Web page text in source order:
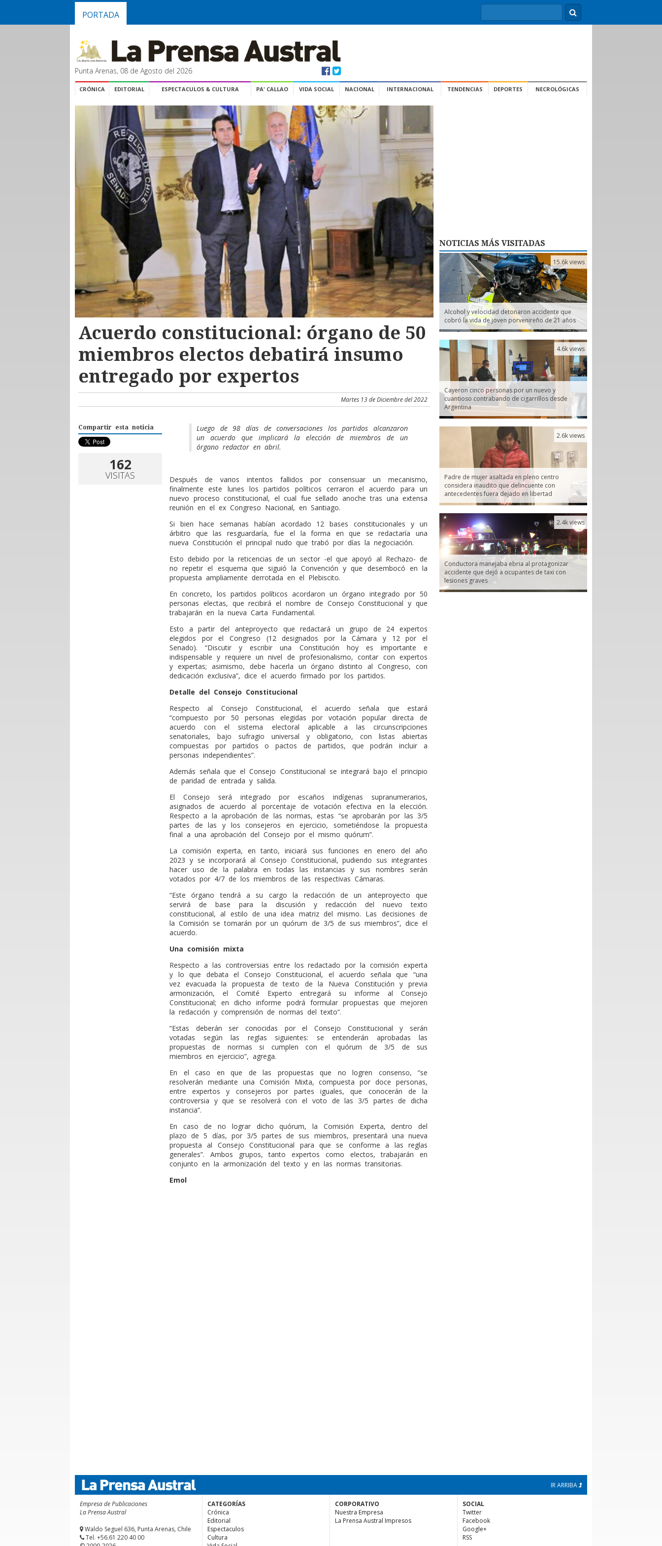
PORTADA
Punta Arenas, 08 de Agosto del 2026
CRÓNICA EDITORIAL ESPECTACULOS & CULTURA PA' CALLAO VIDA SOCIAL NACIONAL INTERNACIONAL TENDENCIAS DEPORTES NECROLÓGICAS
Acuerdo constitucional: órgano de 50
miembros electos debatirá insumo
entregado por expertos
Martes 13 de Diciembre del 2022
Compartir esta noticia
162
VISITAS
Luego de 98 días de conversaciones los partidos alcanzaron
un acuerdo que implicará la elección de miembros de un
órgano redactor en abril.
Después de varios intentos fallidos por consensuar un mecanismo,
finalmente este lunes los partidos políticos cerraron el acuerdo para un
nuevo proceso constitucional, el cual fue sellado anoche tras una extensa
reunión en el ex Congreso Nacional, en Santiago.
Si bien hace semanas habían acordado 12 bases constitucionales y un
árbitro que las resguardaría, fue el la forma en que se redactaría una
nueva Constitución el principal nudo que trabó por días la negociación.
Esto debido por la reticencias de un sector -el que apoyó al Rechazo- de
no repetir el esquema que siguió la Convención y que desembocó en la
propuesta ampliamente derrotada en el Plebiscito.
En concreto, los partidos políticos acordaron un órgano integrado por 50
personas electas, que recibirá el nombre de Consejo Constitucional y que
trabajarán en la nueva Carta Fundamental.
Esto a partir del anteproyecto que redactará un grupo de 24 expertos
elegidos por el Congreso (12 designados por la Cámara y 12 por el
Senado). “Discutir y escribir una Constitución hoy es importante e
indispensable y requiere un nivel de profesionalismo, contar con expertos
y expertas; asimismo, debe hacerla un órgano distinto al Congreso, con
dedicación exclusiva”, dice el acuerdo firmado por los partidos.
Detalle del Consejo Constitucional
Respecto al Consejo Constitucional, el acuerdo señala que estará
“compuesto por 50 personas elegidas por votación popular directa de
acuerdo con el sistema electoral aplicable a las circunscripciones
senatoriales, bajo sufragio universal y obligatorio, con listas abiertas
compuestas por partidos o pactos de partidos, que podrán incluir a
personas independientes”.
Además señala que el Consejo Constitucional se integrará bajo el principio
de paridad de entrada y salida.
El Consejo será integrado por escaños indígenas supranumerarios,
asignados de acuerdo al porcentaje de votación efectiva en la elección.
Respecto a la aprobación de las normas, estas “se aprobarán por las 3/5
partes de las y los consejeros en ejercicio, sometiéndose la propuesta
final a una aprobación del Consejo por el mismo quórum”.
La comisión experta, en tanto, iniciará sus funciones en enero del año
2023 y se incorporará al Consejo Constitucional, pudiendo sus integrantes
hacer uso de la palabra en todas las instancias y sus nombres serán
votados por 4/7 de los miembros de las respectivas Cámaras.
“Este órgano tendrá a su cargo la redacción de un anteproyecto que
servirá de base para la discusión y redacción del nuevo texto
constitucional, al estilo de una idea matriz del mismo. Las decisiones de
la Comisión se tomarán por un quórum de 3/5 de sus miembros”, dice el
acuerdo.
Una comisión mixta
Respecto a las controversias entre los redactado por la comisión experta
y lo que debata el Consejo Constitucional, el acuerdo señala que “una
vez evacuada la propuesta de texto de la Nueva Constitución y previa
armonización, el Comité Experto entregará su informe al Consejo
Constitucional; en dicho informe podrá formular propuestas que mejoren
la redacción y comprensión de normas del texto”.
“Estas deberán ser conocidas por el Consejo Constitucional y serán
votadas según las reglas siguientes: se entenderán aprobadas las
propuestas de normas si cumplen con el quórum de 3/5 de sus
miembros en ejercicio”, agrega.
En el caso en que de las propuestas que no logren consenso, “se
resolverán mediante una Comisión Mixta, compuesta por doce personas,
entre expertos y consejeros por partes iguales, que conocerán de la
controversia y que se resolverá con el voto de las 3/5 partes de dicha
instancia”.
En caso de no lograr dicho quórum, la Comisión Experta, dentro del
plazo de 5 días, por 3/5 partes de sus miembros, presentará una nueva
propuesta al Consejo Constitucional para que se conforme a las reglas
generales”. Ambos grupos, tanto expertos como electos, trabajarán en
conjunto en la armonización del texto y en las normas transitorias.
Emol
NOTICIAS MÁS VISITADAS
Alcohol y velocidad detonaron accidente que
cobró la vida de joven porvenireño de 21 años
15.6k views
Cayeron cinco personas por un nuevo y
cuantioso contrabando de cigarrillos desde
Argentina
4.6k views
Padre de mujer asaltada en pleno centro
considera inaudito que delincuente con
antecedentes fuera dejado en libertad
2.6k views
Conductora manejaba ebria al protagonizar
accidente que dejó a ocupantes de taxi con
lesiones graves
2.4k views
IR ARRIBA
Empresa de Publicaciones
La Prensa Austral
Waldo Seguel 636, Punta Arenas, Chile
Tel. +56.61 220 40 00
CATEGORÍAS
Crónica
Editorial
Espectaculos
Cultura
CORPORATIVO
Nuestra Empresa
La Prensa Austral Impresos
SOCIAL
Twitter
Facebook
Google+
RSS